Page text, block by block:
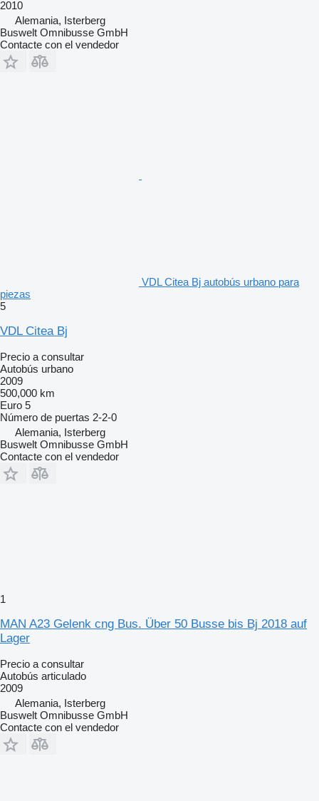
2010
Alemania, Isterberg
Buswelt Omnibusse GmbH
Contacte con el vendedor
VDL Citea Bj autobús urbano para
piezas
5
VDL Citea Bj
Precio a consultar
Autobús urbano
2009
500,000 km
Euro 5
Número de puertas 2-2-0
Alemania, Isterberg
Buswelt Omnibusse GmbH
Contacte con el vendedor
1
MAN A23 Gelenk cng Bus. Über 50 Busse bis Bj 2018 auf
Lager
Precio a consultar
Autobús articulado
2009
Alemania, Isterberg
Buswelt Omnibusse GmbH
Contacte con el vendedor